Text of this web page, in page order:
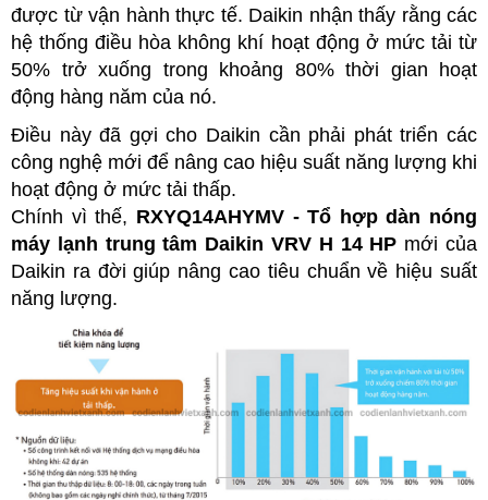
được từ vận hành thực tế. Daikin nhận thấy rằng các
hệ thống điều hòa không khí hoạt động ở mức tải từ
50% trở xuống trong khoảng 80% thời gian hoạt
động hàng năm của nó.
Điều này đã gợi cho Daikin cần phải phát triển các
công nghệ mới để nâng cao hiệu suất năng lượng khi
hoạt động ở mức tải thấp.
Chính vì thế, RXYQ14AHYMV - Tổ hợp dàn nóng
máy lạnh trung tâm Daikin VRV H 14 HP mới của
Daikin ra đời giúp nâng cao tiêu chuẩn về hiệu suất
năng lượng.